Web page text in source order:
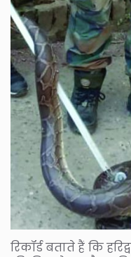
रिकॉर्ड बताते हैं कि